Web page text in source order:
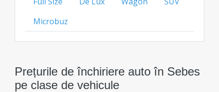
Microbuz
Prețurile de închiriere auto în Sebes
pe clase de vehicule